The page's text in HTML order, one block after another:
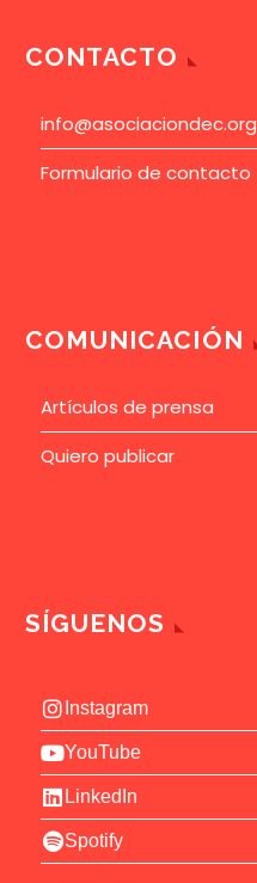
CONTACTO
info@asociaciondec.org
Formulario de contacto
COMUNICACIÓN
Artículos de prensa
Quiero publicar
SÍGUENOS
Instagram
YouTube
LinkedIn
Spotify